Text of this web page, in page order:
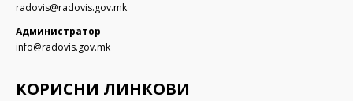
radovis@radovis.gov.mk
Администратор
info@radovis.gov.mk
КОРИСНИ ЛИНКОВИ